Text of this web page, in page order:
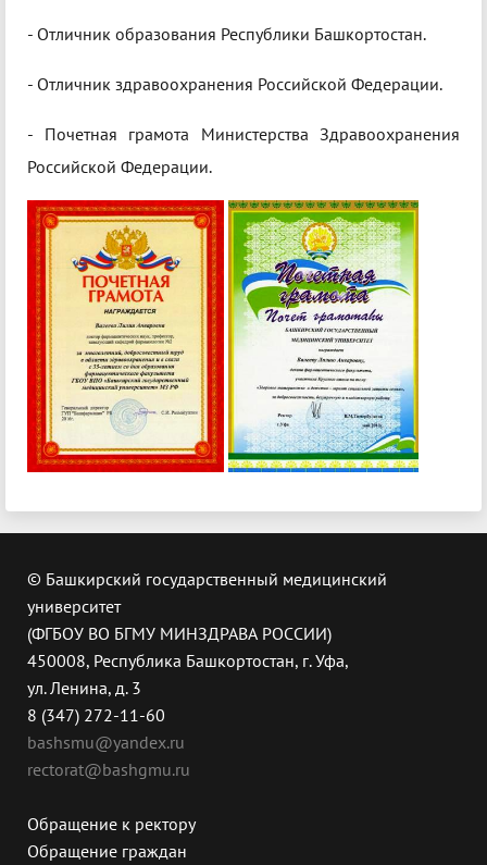
- Отличник образования Республики Башкортостан.
- Отличник здравоохранения Российской Федерации.
- Почетная грамота Министерства Здравоохранения
Российской Федерации.
© Башкирский государственный медицинский
университет
(ФГБОУ ВО БГМУ МИНЗДРАВА РОССИИ)
450008, Республика Башкортостан, г. Уфа,
ул. Ленина, д. 3
8 (347) 272-11-60
bashsmu@yandex.ru
rectorat@bashgmu.ru
Обращение к ректору
Обращение граждан